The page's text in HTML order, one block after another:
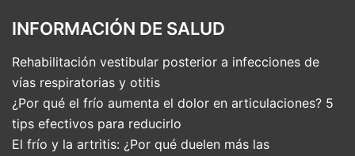
INFORMACIÓN DE SALUD
Rehabilitación vestibular posterior a infecciones de
vías respiratorias y otitis
¿Por qué el frío aumenta el dolor en articulaciones? 5
tips efectivos para reducirlo
El frío y la artritis: ¿Por qué duelen más las